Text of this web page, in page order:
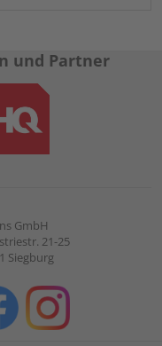
und Partner
GmbH
21-25
Siegburg